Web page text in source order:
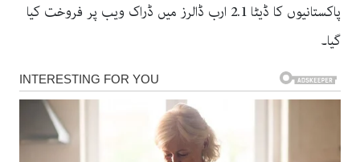
پاکستانیوں کا ڈیٹا 2.1 ارب ڈالرز میں ڈراک ویب پر فروخت کیا
گیا۔